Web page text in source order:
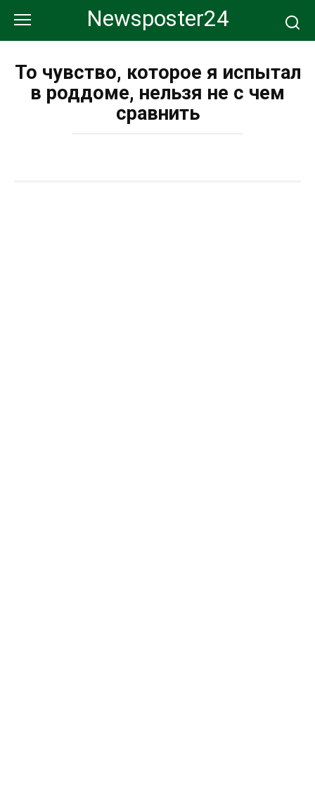
контенту
Newsposter24
То чувство, которое я испытал
в роддоме, нельзя не с чем
сравнить